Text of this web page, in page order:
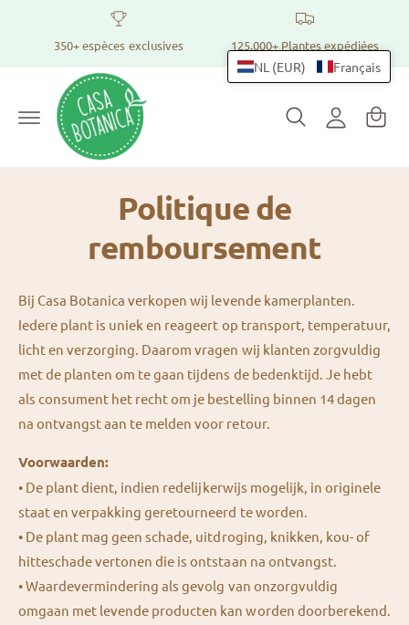
NL (EUR) Français
l
o
e
350+ espèces exclusives 125.000+ Plantes expédiées
o
n
e
i
P
a
n
i
Politique de
remboursement
Bij Casa Botanica⁠ verkopen wij levende kamerplanten.
Iedere plant is uniek en reageert op transport, temperatuur,
licht en verzorging. Daarom vragen wij klanten zorgvuldig
met de planten om te gaan tijdens de bedenktijd. Je hebt
als consument het recht om je bestelling binnen 14 dagen
na ontvangst aan te melden voor retour.
Voorwaarden:
•⁠ ⁠ De plant dient, indien redelijkerwijs mogelijk, in originele
staat en verpakking geretourneerd te worden.
•⁠ ⁠De plant mag geen schade, uitdroging, knikken, kou- of
hitteschade vertonen die is ontstaan na ontvangst.
•⁠ ⁠Waardevermindering als gevolg van onzorgvuldig
omgaan met levende producten kan worden doorberekend.